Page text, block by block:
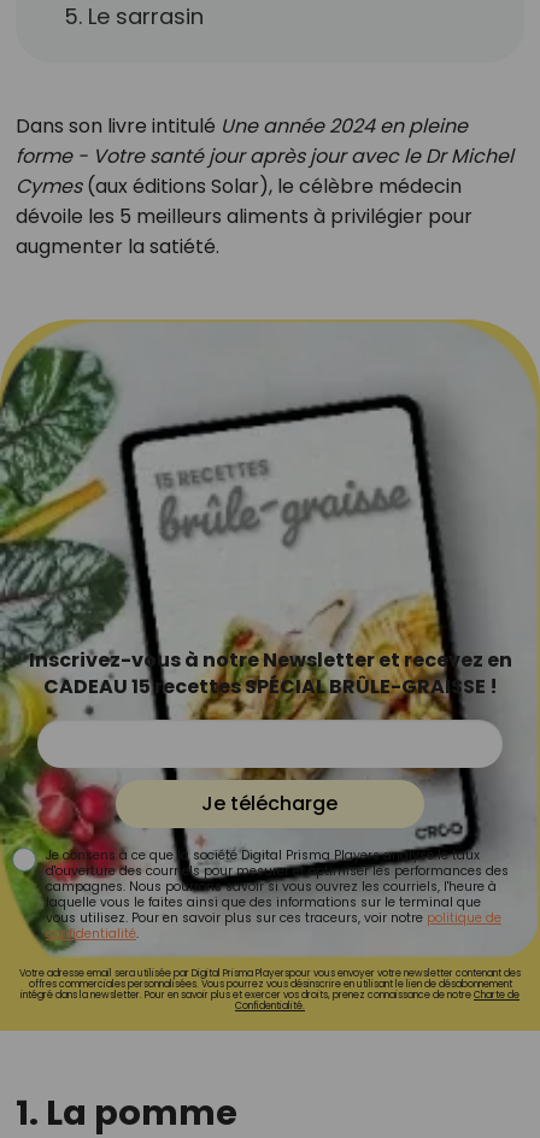
5. Le sarrasin
Dans son livre intitulé Une année 2024 en pleine
forme - Votre santé jour après jour avec le Dr Michel
Cymes(aux éditions Solar), le célèbre médecin
dévoile les 5 meilleurs aliments à privilégier pour
augmenter la satiété.
Inscrivez-vous à notre Newsletter et recevez en
CADEAU 15 recettes SPÉCIAL BRÛLE-GRAISSE !
Je télécharge
Je consens à ce que la société Digital Prisma Players analyse le taux
d'ouverture des courriels pour mesurer et optimiser les performances des
campagnes. Nous pourrons savoir si vous ouvrez les courriels, l'heure à
laquelle vous le faites ainsi que des informations sur le terminal que
vous utilisez. Pour en savoir plus sur ces traceurs, voir notre politique de
confidentialité.
Votre adresse email sera utilisée par Digital Prisma Playerspour vous envoyer votre newsletter contenant des
offres commerciales personnalisées. Vous pourrez vous désinscrire en utilisant le lien de désabonnement
intégré dans la newsletter. Pour en savoir plus et exercer vos droits, prenez connaissance de notreCharte de
Confidentialité.
1. La pomme